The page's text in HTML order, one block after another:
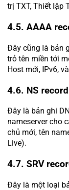
trị TXT, Thiết lập
4.5. AAAA
Đây cũng là bản
trỏ tên miền tới
Host mới, IPv6,
4.6. NS record
Đây là bản ghi
nameserver cho
chủ mới, tên
Live).
4.7. SRV
Đây là một loại